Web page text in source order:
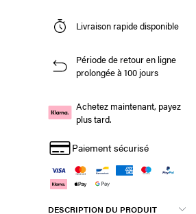
Livraison rapide disponible
Période de retour en ligne
prolongée à 100 jours
Achetez maintenant, payez
plus tard.
Paiement sécurisé
DESCRIPTION DU PRODUIT